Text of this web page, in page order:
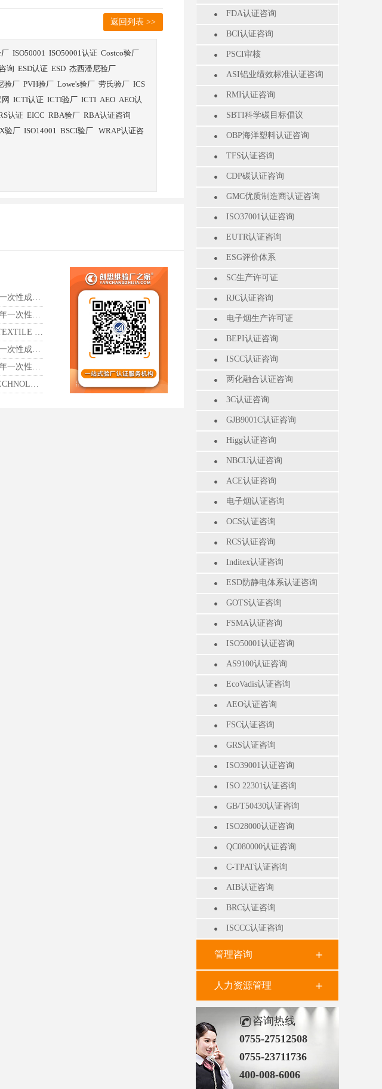
FDA认证咨询
BCI认证咨询
PSCI审核
ASI铝业绩效标准认证咨询
RMI认证咨询
SBTI科学碳目标倡议
OBP海洋塑料认证咨询
TFS认证咨询
CDP碳认证咨询
GMC优质制造商认证咨询
ISO37001认证咨询
EUTR认证咨询
ESG评价体系
SC生产许可证
RJC认证咨询
电子烟生产许可证
BEPI认证咨询
ISCC认证咨询
两化融合认证咨询
3C认证咨询
GJB9001C认证咨询
Higg认证咨询
NBCU认证咨询
ACE认证咨询
电子烟认证咨询
OCS认证咨询
RCS认证咨询
Inditex认证咨询
ESD防静电体系认证咨询
GOTS认证咨询
FSMA认证咨询
ISO50001认证咨询
AS9100认证咨询
EcoVadis认证咨询
AEO认证咨询
FSC认证咨询
GRS认证咨询
ISO39001认证咨询
ISO 22301认证咨询
GB/T50430认证咨询
ISO28000认证咨询
QC080000认证咨询
C-TPAT认证咨询
AIB认证咨询
BRC认证咨询
ISCCC认证咨询
管理咨询
人力资源管理
咨询热线
0755-27512508
0755-23711736
400-008-6006
返回列表 >>
ISO50001 ISO50001认证 Costco验厂
询 ESD认证 ESD 杰西潘尼验厂
验厂 PVH验厂 Lowe's验厂 劳氏验厂 ICS
ICTI认证 ICTI验厂 ICTI AEO AEO认
认证 EICC RBA验厂 RBA认证咨询
验厂 ISO14001 BSCI验厂 WRAP认证咨
祝贺中山蓝晨科技股份有限公司2026年一次性成功通过BSCI验厂-B级
祝贺力特半导体（无锡）有限公司2026年一次性成功通过RBA-VAP认证审核并取得170.2分
祝贺台湾JE HONG INTERNATIONAL TEXTILE CO., LTD 2026年一次性成功通过GRS认证
祝贺立讯技术（越南）有限公司2026年一次性成功通过RBA-VAP审核获得金牌评级！
祝贺河南意诺康医疗器械有限公司2026年一次性成功通过GMP认证
祝贺印尼PT EVERPRO INDONESIA TECHNOLOGIES公司2026年一次性成功通过RBA-VAP审核